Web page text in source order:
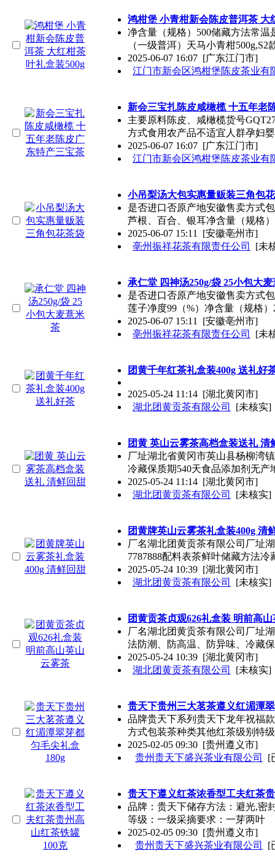
鸿柑堡 小青柑新会陈皮普洱茶 大
净含量（规格）500储藏方法常温
（一级普洱）天马小青柑500g,S2
2025-06-07 16:07 [广东江门市]
江门市新会区鸿柑堡陈皮茶业有
新会三宝扎陈皮咸橄榄 十五年老
主要原料陈皮、咸橄榄货号
方式食用农产品不适宜人群孕妇
2025-06-07 16:07 [广东江门市]
江门市新会区鸿柑堡陈皮茶业有
小吊梨汤大包实惠量贩装三角包
是否进口否原产地安徽售卖方式
芦根、百合、银耳净含量（规格
2025-06-07 15:11 [安徽亳州市]
亳州振祥花茶有限责任公司
[未
承仁堂 四神汤250g/袋 25小包大
是否进口否原产地安徽售卖方式
莲子净度99（%）净含量（规格）
2025-06-07 15:11 [安徽亳州市]
亳州振祥花茶有限责任公司
[未
团黄千年红茶礼盒装400g 送礼好
2025-05-24 11:14 [湖北黄冈市]
湖北团黄贡茶有限公司
[未核实]
团黄 英山云雾茶高档盒装送礼 清
厂址湖北省黄冈市英山县杨柳湾
冷藏保质期540天食品添加剂无产
2025-05-24 11:14 [湖北黄冈市]
湖北团黄贡茶有限公司
[未核实]
团黄牌英山云雾茶礼盒装400g 清
厂名湖北团黄贡茶有限公司厂址
7787888配料表茶鲜叶储藏方法冷
2025-05-24 10:39 [湖北黄冈市]
湖北团黄贡茶有限公司
[未核实]
团黄贡茶贞观626礼盒装 明前高
厂名湖北团黄贡茶有限公司厂址
法防潮、防高温、防异味、冷藏
2025-05-24 10:39 [湖北黄冈市]
湖北团黄贡茶有限公司
[未核实]
贵天下贵州三大茗茶遵义红湄潭
品牌贵天下系列贵天下龙年祝福
方式包装茶种类其他红茶级别特
2025-02-05 09:30 [贵州遵义市]
贵州贵天下盛兴茶业有限公司
[
贵天下遵义红茶浓香型工夫红茶
品牌：贵天下储存方法：避光,密
等级：一级采摘要求：一芽两叶
2025-02-05 09:30 [贵州遵义市]
贵州贵天下盛兴茶业有限公司
[